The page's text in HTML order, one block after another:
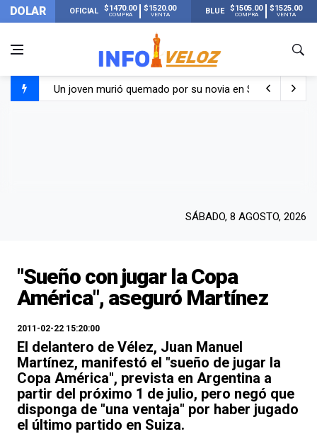
DOLAR OFICIAL $1470.00
COMPRA
$1520.00
VENTA BLUE $1505.00
COMPRA
$1525.00
VENTA
Un joven murió quemado por su novia en San Luis:
SÁBADO, 8 AGOSTO, 2026
"Sueño con jugar la Copa
América", aseguró Martínez
2011-02-22 15:20:00
El delantero de Vélez, Juan Manuel
Martínez, manifestó el "sueño de jugar la
Copa América", prevista en Argentina a
partir del próximo 1 de julio, pero negó que
disponga de "una ventaja" por haber jugado
el último partido en Suiza.